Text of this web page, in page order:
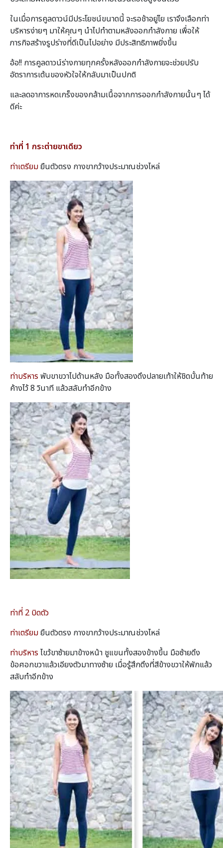
ในเมื่อการคูลดาวน์มีประโยชน์ขนาดนี้ จะรอช้าอยู่ไย เราจึงเลือกท่า
บริหารง่ายๆ มาให้คุณๆ นําไปทําตามหลังออกกําลังกาย เพื่อให้
ภารกิจสร้างรูปร่างที่ดีเป็นไปอย่าง มีประสิทธิภาพยิ่งขึ้น
อ้อ!! การคูลดาวน์ร่างกายทุกครั้งหลังออกกําลังกายจะช่วยปรับ
อัตราการเต้นของหัวใจให้กลับมาเป็นปกติ
และลดอาการหดเกร็งของกล้ามเนื้อจากการออกกําลังกายนั้นๆ ได้
ดีค่ะ
ท่าที่ 1 กระต่ายขาเดียว
ท่าเตรียมยืนตัวตรง กางขากว้างประมาณช่วงไหล่
ท่าบริหาร พับขาขวาไปด้านหลัง มือทั้งสองดึงปลายเท้าให้ชิดบั้นท้าย
ค้างไว้ 8 วินาที แล้วสลับทําอีกข้าง
ท่าที่ 2 บิดตัว
ท่าเตรียมยืนตัวตรง กางขากว้างประมาณช่วงไหล่
ท่าบริหาร ไขว้ขาซ้ายมาข้างหน้า ชูแขนทั้งสองข้างขึ้น มือซ้ายดึง
ข้อศอกขวาแล้วเอียงตัวมาทางซ้าย เมื่อรู้สึกตึงที่สีข้างขวาให้พักแล้ว
สลับทําอีกข้าง